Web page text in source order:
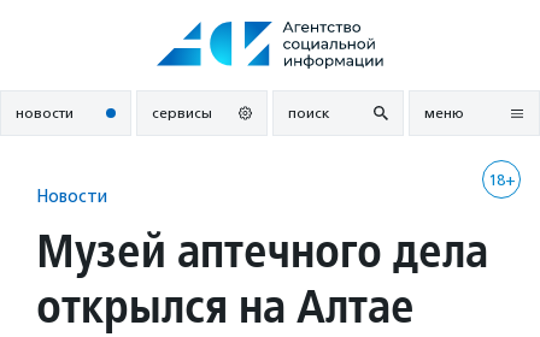
новости сервисы поиск меню
18+
Новости
Музей аптечного дела
открылся на Алтае